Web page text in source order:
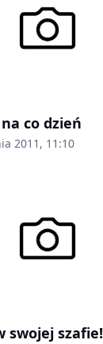
co dzień
2011, 11:10
swojej szafie!